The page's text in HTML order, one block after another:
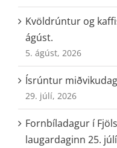
Kvöldrúntur og
ágúst.
5. ágúst, 2026
Ísrúntur
29. júlí, 2026
Fornbíladagur í
laugardaginn 25.